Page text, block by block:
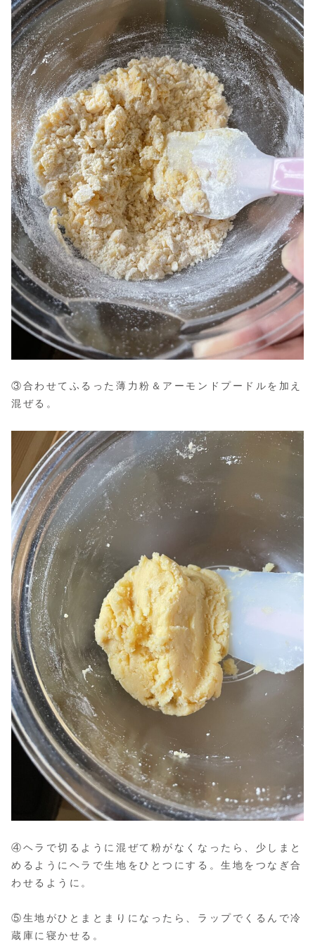
③合わせてふるった薄力粉＆アーモンドプードルを加え
混ぜる。
④ヘラで切るように混ぜて粉がなくなったら、少しまと
めるようにヘラで生地をひとつにする。生地をつなぎ合
わせるように。
⑤生地がひとまとまりになったら、ラップでくるんで冷
蔵庫に寝かせる。